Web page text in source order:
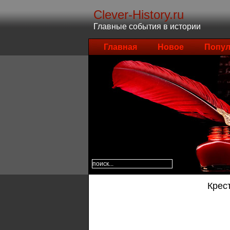
Clever-History.ru
Главные события в истории
Главная Новое